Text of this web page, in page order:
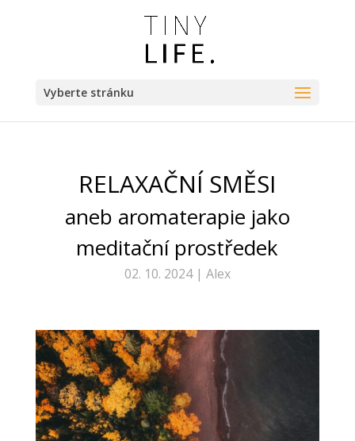
Vyberte stránku
RELAXAČNÍ SMĚSI
aneb aromaterapie jako
meditační prostředek
02. 10. 2024 | Alex